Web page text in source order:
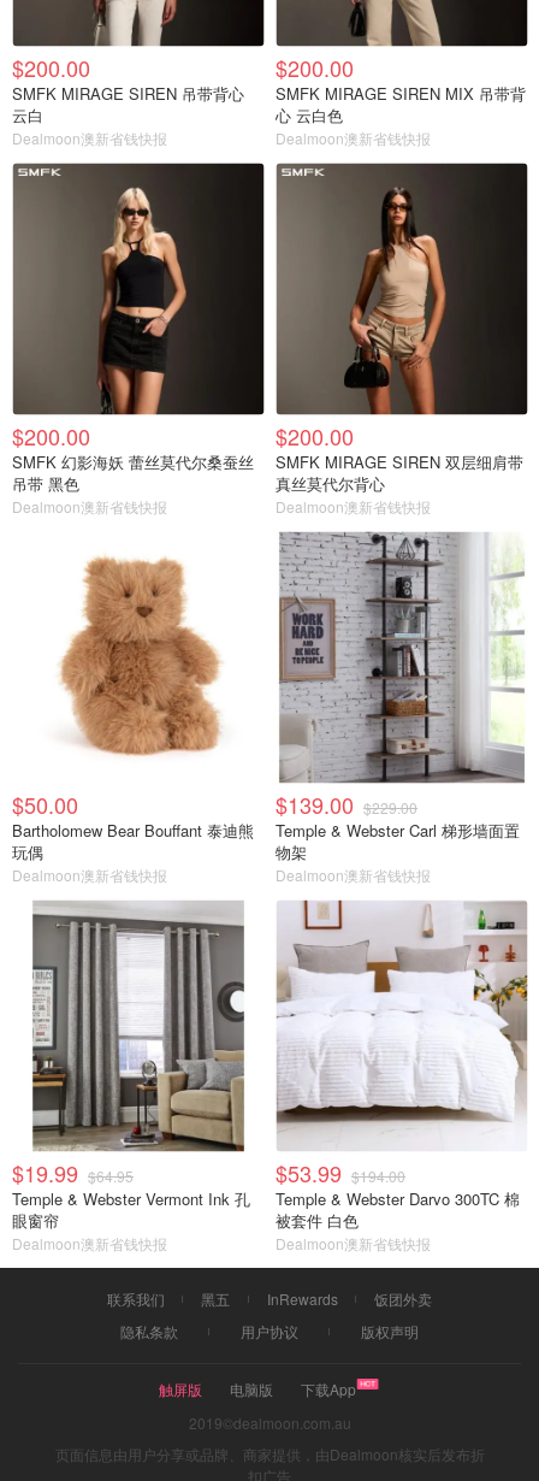
$200.00
SMFK MIRAGE SIREN 吊带背心
云白
Dealmoon澳新省钱快报
$200.00
SMFK MIRAGE SIREN MIX 吊带背
心 云白色
Dealmoon澳新省钱快报
$200.00
SMFK 幻影海妖 蕾丝莫代尔桑蚕丝
吊带 黑色
Dealmoon澳新省钱快报
$200.00
SMFK MIRAGE SIREN 双层细肩带
真丝莫代尔背心
Dealmoon澳新省钱快报
$50.00
Bartholomew Bear Bouffant 泰迪熊
玩偶
Dealmoon澳新省钱快报
$139.00 $229.00
Temple & Webster Carl 梯形墙面置
物架
Dealmoon澳新省钱快报
$19.99 $64.95
Temple & Webster Vermont Ink 孔
眼窗帘
Dealmoon澳新省钱快报
$53.99 $194.00
Temple & Webster Darvo 300TC 棉
被套件 白色
Dealmoon澳新省钱快报
联系我们 黑五 InRewards
饭团外卖
隐私条款
用户协议 版权声明
触屏版 电脑版
下载App
2019©dealmoon.com.au
页面信息由用户分享或品牌、商家提供，由Dealmoon核实后发布折
扣广告